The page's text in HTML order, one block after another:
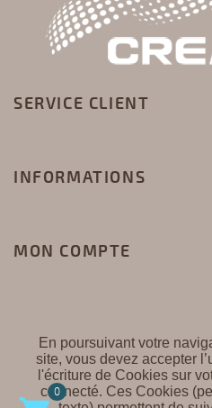
SERVICE CLIENT
INFORMATIONS
MON COMPTE
En poursuivant votre
site, vous devez accepter
l'écriture de Cookies sur
connecté. Ces Cookies
0